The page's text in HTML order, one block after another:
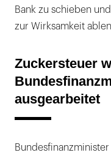
Bank zu schieben
zur Wirksamkeit
Zuckersteuer
ausgearbeitet